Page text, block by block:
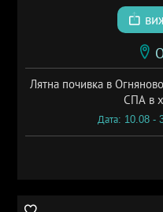
Лятна почивка в
СПА в
Дата: 10.08 -